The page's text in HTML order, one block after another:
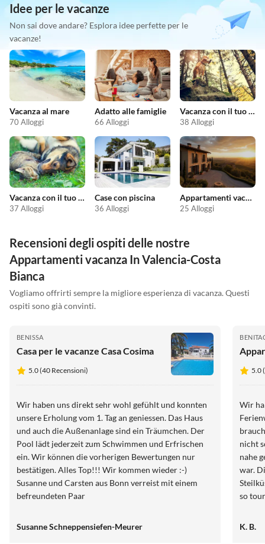
Idee per le vacanze
Non sai dove andare? Esplora idee perfette per le
vacanze!
Vacanza al mare
70 Alloggi
Adatto alle famiglie
66 Alloggi
Vacanza con il tuo cane
38 Alloggi
Vacanza con il tuo animale domestico
37 Alloggi
Case con piscina
36 Alloggi
Appartamenti vacanze economici
25 Alloggi
Recensioni degli ospiti delle nostre
Appartamenti vacanza In Valencia-Costa
Bianca
Vogliamo offrirti sempre la migliore esperienza di vacanza. Questi
ospiti sono già convinti.
BENISSA
Casa per le vacanze Casa Cosima
5.0 (40 Recensioni)
Wir haben uns direkt sehr wohl gefühlt und konnten
unsere Erholung vom 1. Tag an geniessen. Das Haus
und auch die Außenanlage sind ein Träumchen. Der
Pool lädt jederzeit zum Schwimmen und Erfrischen
ein. Wir können die vorherigen Bewertungen nur
bestätigen. Alles Top!!! Wir kommen wieder :-)
Susanne und Carsten aus Bonn verreist mit einem
befreundeten Paar
Susanne Schneppensiefen-Meurer
5.0
Wir
nicht so
nahe
war. Die Gegend bietet viele tolle Blicke von der
so
K. B.